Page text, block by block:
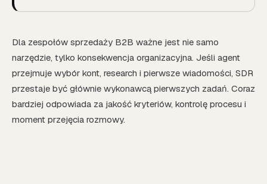
Dla zespołów sprzedaży B2B ważne jest nie samo
narzędzie, tylko konsekwencja organizacyjna. Jeśli agent
przejmuje wybór kont, research i pierwsze wiadomości, SDR
przestaje być głównie wykonawcą pierwszych zadań. Coraz
bardziej odpowiada za jakość kryteriów, kontrolę procesu i
moment przejęcia rozmowy.